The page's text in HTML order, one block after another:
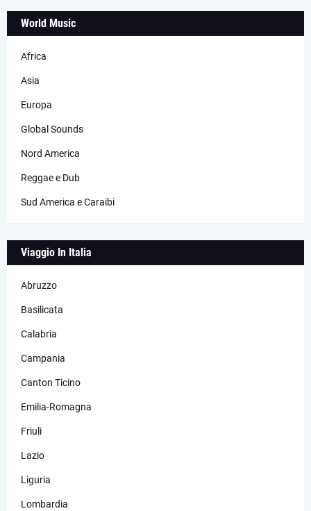
World Music
Africa
Asia
Europa
Global Sounds
Nord America
Reggae e Dub
Sud America e Caraibi
Viaggio In Italia
Abruzzo
Basilicata
Calabria
Campania
Canton Ticino
Emilia-Romagna
Friuli
Lazio
Liguria
Lombardia